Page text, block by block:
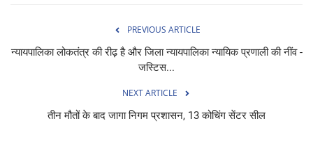
PREVIOUS ARTICLE
न्यायपालिका लोकतंत्र की रीढ़ है और जिला न्यायपालिका न्यायिक प्रणाली की नींव -
जस्टिस...
NEXT ARTICLE
तीन मौतों के बाद जागा निगम प्रशासन, 13 कोचिंग सेंटर सील